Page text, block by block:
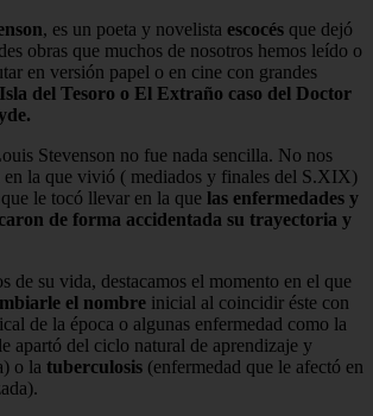
, es un poeta y novelista escocés que dejó
obras que muchos de nosotros hemos leído o
en versión papel o en cine con grandes
del Tesoro o El Extraño caso del Doctor
Stevenson no fue nada sencilla. No nos
en la que vivió ( mediados y finales del S.XIX)
le tocó llevar en la que las enfermedades y
de forma accidentada su trayectoria y
de su vida, destacamos el momento en el que
el nombre inicial al coincidir éste con
de la época o algunas enfermedad como la
apartó del ciclo natural de aprendizaje y
o la tuberculosis (enfermedad que le afectó en